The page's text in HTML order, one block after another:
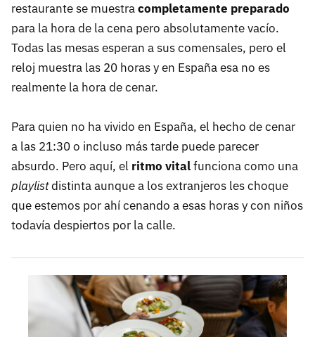
restaurante se muestracompletamente preparado
para la hora de la cena pero absolutamente vacío.
Todas las mesas esperan a sus comensales, pero el
reloj muestra las 20 horas y en España esa no es
realmente la hora de cenar.
Para quien no ha vivido en España, el hecho de cenar
a las 21:30 o incluso más tarde puede parecer
absurdo. Pero aquí, el ritmo vitalfunciona como una
playlistdistinta aunque a los extranjeros les choque
que estemos por ahí cenando a esas horas y con niños
todavía despiertos por la calle.